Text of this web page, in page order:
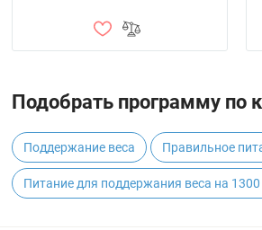
Подобрать программу по
Поддержание веса Правильное
Питание для поддержания веса на